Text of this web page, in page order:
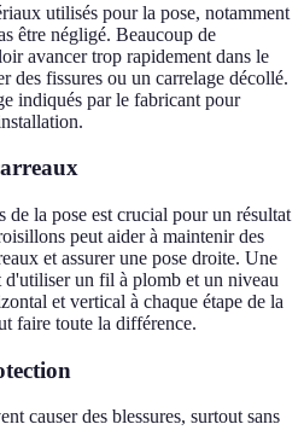
utilisés pour la pose, notamment
être négligé. Beaucoup de
avancer trop rapidement dans le
des fissures ou un carrelage décollé.
indiqués par le fabricant pour
de la pose est crucial pour un résultat
peut aider à maintenir des
et assurer une pose droite. Une
d'utiliser un fil à plomb et un niveau
et vertical à chaque étape de la
faire toute la différence.
causer des blessures, surtout sans